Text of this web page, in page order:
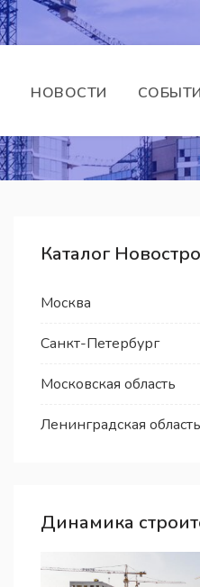
НОВОСТИ
Каталог
Москва
Санкт-Петербург
Московская область
Ленинградская область
Динамика